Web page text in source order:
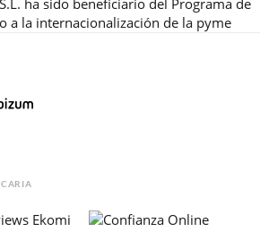
ha sido beneficiario del Programa de
a la internacionalización de la pyme